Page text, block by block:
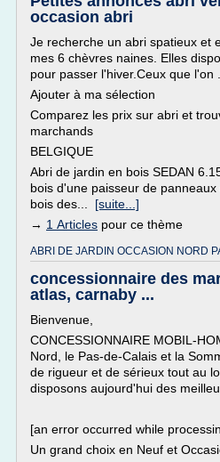
occasion abri
Je recherche un abri spatieux et
mes 6 chèvres naines. Elles
pour passer l'hiver.Ceux que l'on ...
Ajouter à ma sélection
Comparez les prix sur abri et
marchands
BELGIQUE
Abri de jardin en bois SEDAN
bois d'une paisseur de panneaux
bois des... [suite...]
→ 1 Articles pour ce thème
ABRI DE JARDIN OCCASION NORD
concessionnaire des
atlas, carnaby ...
Bienvenue,
CONCESSIONNAIRE MOBIL-
Nord, le Pas-de-Calais et la
de rigueur et de sérieux tout au
disposons aujourd'hui des
[an error occurred while
Un grand choix en Neuf et